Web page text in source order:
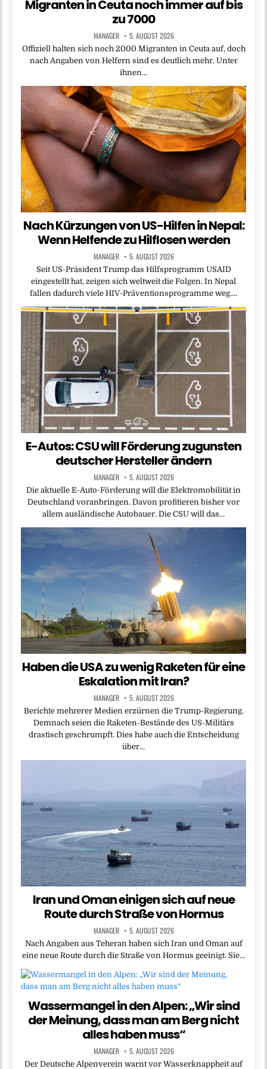
Migranten in Ceuta noch immer auf bis
zu 7000
MANAGER 5. AUGUST 2026
Offiziell halten sich noch 2000 Migranten in Ceuta auf, doch
nach Angaben von Helfern sind es deutlich mehr. Unter
ihnen…
Nach Kürzungen von US-Hilfen in Nepal:
Wenn Helfende zu Hilflosen werden
MANAGER 5. AUGUST 2026
Seit US-Präsident Trump das Hilfsprogramm USAID
eingestellt hat, zeigen sich weltweit die Folgen. In Nepal
fallen dadurch viele HIV-Präventionsprogramme weg….
E-Autos: CSU will Förderung zugunsten
deutscher Hersteller ändern
MANAGER 5. AUGUST 2026
Die aktuelle E-Auto-Förderung will die Elektromobilität in
Deutschland voranbringen. Davon profitieren bisher vor
allem ausländische Autobauer. Die CSU will das…
Haben die USA zu wenig Raketen für eine
Eskalation mit Iran?
MANAGER 5. AUGUST 2026
Berichte mehrerer Medien erzürnen die Trump-Regierung.
Demnach seien die Raketen-Bestände des US-Militärs
drastisch geschrumpft. Dies habe auch die Entscheidung
über…
Iran und Oman einigen sich auf neue
Route durch Straße von Hormus
MANAGER 5. AUGUST 2026
Nach Angaben aus Teheran haben sich Iran und Oman auf
eine neue Route durch die Straße von Hormus geeinigt. Sie…
Wassermangel in den Alpen: „Wir sind
der Meinung, dass man am Berg nicht
alles haben muss“
MANAGER 5. AUGUST 2026
Der Deutsche Alpenverein warnt vor Wasserknappheit auf